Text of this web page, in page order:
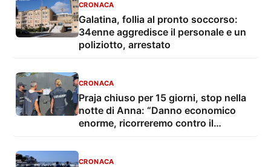
CRONACA
Galatina, follia al pronto soccorso:
34enne aggredisce il personale e un
poliziotto, arrestato
CRONACA
Praja chiuso per 15 giorni, stop nella
notte di Anna: “Danno economico
enorme, ricorreremo contro il
CRONACA